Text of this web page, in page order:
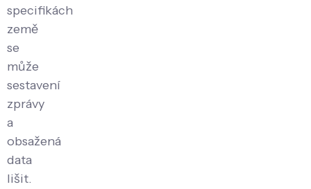
specifikách
země
se
může
sestavení
zprávy
a
obsažená
data
lišit.